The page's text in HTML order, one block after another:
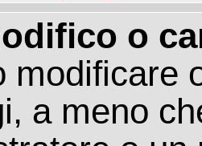
o
modificare
a meno